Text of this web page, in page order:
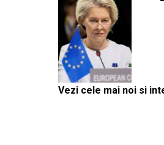
Vezi cele mai noi si